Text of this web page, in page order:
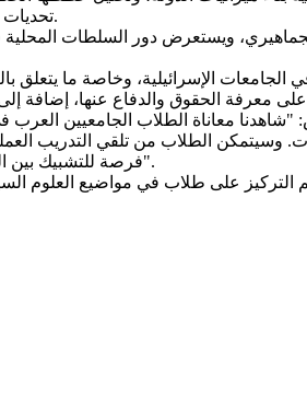
تحديات تتعلق بغياب المناطق الصناعية وفرص التشغيل وقضايا التخطيط والإسكان.
الجماهيري، ويستعرض دور السلطات
الجامعات الإسرائيلية، وخاصة ما
معاناة الطلاب الجامعيين العرب
وسيتمكن الطلاب من تلقي
فرصة للتشبيك بين الطلاب والمؤسسات وفرصة للتعرف على فرص التدرب والعمل المستقبلي".